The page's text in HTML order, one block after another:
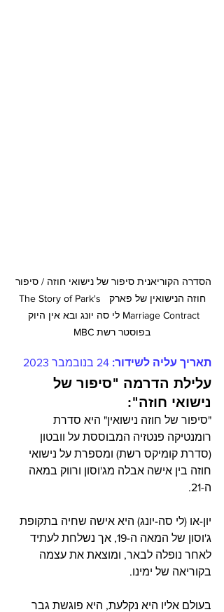
הסדרה הקוריאנית סיפור של נישואי חוזה / סיפור
חוזה הנישואין של פארק  The Story of Park's
Marriage Contract לי סה יונג ובא אין היוק
בפוסטר רשת MBC
תאריך עליה לשידור: 24 בנובמבר 2023
עלילת הדרמה "סיפור של
נישואי חוזה":
"סיפור של חוזה נישואין" היא סדרת
רומנטיקה פנטזיה המבוססת על וובטון
(סדרת קומיקס רשת) ומספרת על נישואי
חוזה בין אישה אבלה מג'וסון ורווק במאה
ה-21.
יון-או (לי סה-יונג) היא אישה שחיה בתקופת
ג'וסון של המאה ה-19, אך נשלחת לעתיד
לאחר נופלה לבאר, ומוצאת את עצמה
בקוריאה של ימינו.
בעולם אליו היא נקלעת, היא פוגשת גבר